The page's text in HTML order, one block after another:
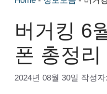
버거킹 6
폰 총정리
2024년 08월 30일 작성자: